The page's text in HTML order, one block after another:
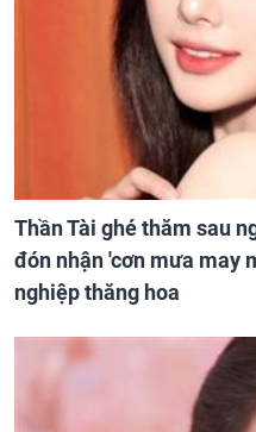
Thần Tài ghé thăm sau
đón nhận 'cơn mưa may
nghiệp thăng hoa